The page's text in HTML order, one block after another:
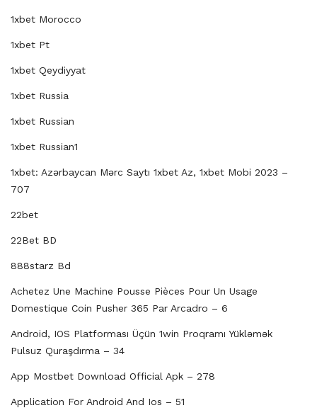
1xbet Morocco
1xbet Pt
1xbet Qeydiyyat
1xbet Russia
1xbet Russian
1xbet Russian1
1xbet: Azərbaycan Mərc Saytı 1xbet Az, 1xbet Mobi 2023 –
707
22bet
22Bet BD
888starz Bd
Achetez Une Machine Pousse Pièces Pour Un Usage
Domestique Coin Pusher 365 Par Arcadro – 6
Android, IOS Platforması Üçün 1win Proqramı Yükləmək
Pulsuz Quraşdırma – 34
App Mostbet Download Official Apk – 278
Application For Android And Ios – 51